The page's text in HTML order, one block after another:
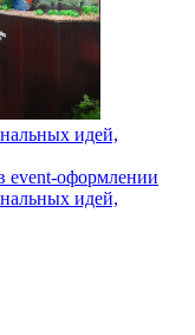
идей,
оформлении
идей,